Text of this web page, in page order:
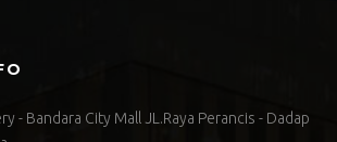
- Bandara City Mall JL.Raya Perancis - Dadap